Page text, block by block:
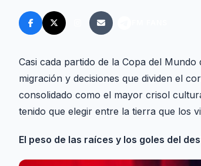
Casi cada partido de la Copa del
migración y decisiones que dividen el
consolidado como el mayor crisol
tenido que elegir entre la tierra que los
El peso de las raíces y los goles del